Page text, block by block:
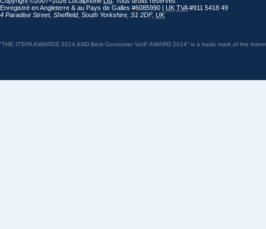
Enregistré en Angleterre & au Pays de Galles #6085990 | UK TVA#911 5418 49
4 Paradise Street, Sheffield, South Yorkshire S1 2DF, UK
“THE ITSPA AWARDS 2014 AND Best Consumer VoIP AWARD 2014” is a trade mark of the